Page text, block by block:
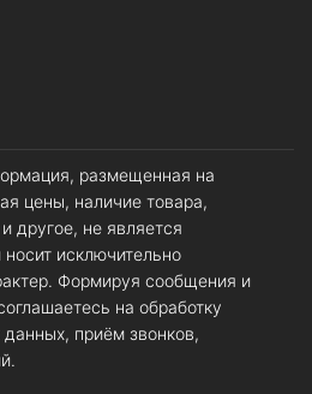
размещенная на
цены, наличие товара,
другое, не является
исключительно
Формируя сообщения и
на обработку
приём звонков,